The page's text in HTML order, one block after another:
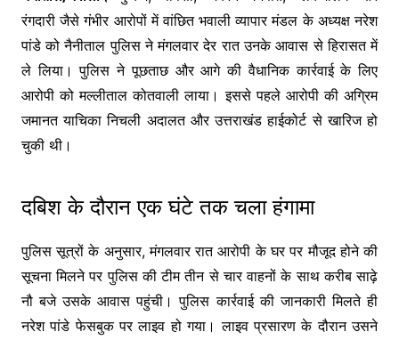
रंगदारी जैसे गंभीर आरोपों में वांछित भवाली व्यापार मंडल के अध्यक्ष नरेश
पांडे को नैनीताल पुलिस ने मंगलवार देर रात उनके आवास से हिरासत में
ले लिया। पुलिस ने पूछताछ और आगे की वैधानिक कार्रवाई के लिए
आरोपी को मल्लीताल कोतवाली लाया। इससे पहले आरोपी की अग्रिम
जमानत याचिका निचली अदालत और उत्तराखंड हाईकोर्ट से खारिज हो
चुकी थी।
दबिश के दौरान एक घंटे तक चला हंगामा
पुलिस सूत्रों के अनुसार, मंगलवार रात आरोपी के घर पर मौजूद होने की
सूचना मिलने पर पुलिस की टीम तीन से चार वाहनों के साथ करीब साढ़े
नौ बजे उसके आवास पहुंची। पुलिस कार्रवाई की जानकारी मिलते ही
नरेश पांडे फेसबुक पर लाइव हो गया। लाइव प्रसारण के दौरान उसने